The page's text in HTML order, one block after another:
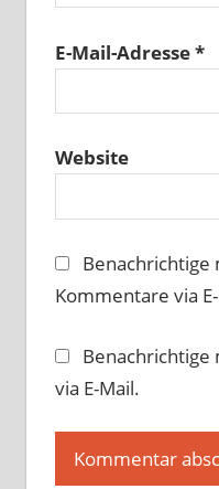
E-Mail-Adresse*
Website
Benachrichtige
Kommentare via
Benachrichtige
via E-Mail.